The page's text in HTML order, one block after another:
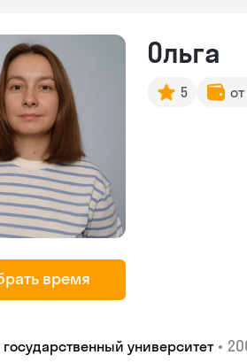
время
Ольга
5
университет •